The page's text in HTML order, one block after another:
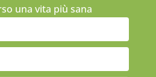
una vita più sana